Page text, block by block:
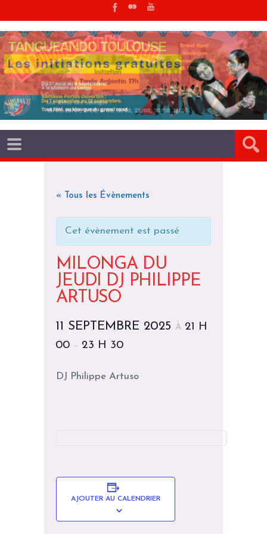
« Tous les Évènements
Cet évènement est passé
MILONGA DU
JEUDI DJ PHILIPPE
ARTUSO
11 SEPTEMBRE 2025 À 21 H
00 – 23 H 30
DJ Philippe Artuso
AJOUTER AU CALENDRIER